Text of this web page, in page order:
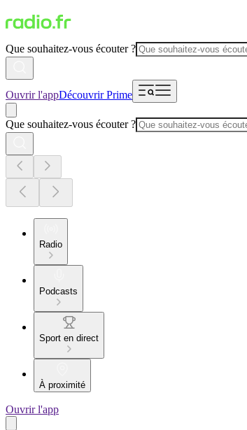
Que souhaitez-vous écouter ?
Ouvrir l'appDécouvrir Prime
Que souhaitez-vous écouter ?
Radio
Podcasts
Sport en direct
À proximité
Ouvrir l'app